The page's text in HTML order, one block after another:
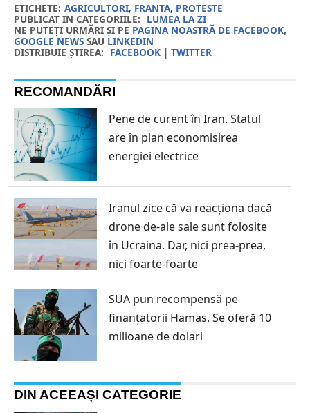
ETICHETE: AGRICULTORI, FRANTA, PROTESTE
PUBLICAT IN CATEGORIILE: LUMEA LA ZI
NE PUTEȚI URMĂRI ȘI PE PAGINA NOASTRĂ DE FACEBOOK,
GOOGLE NEWSSAU LINKEDIN
DISTRIBUIE ȘTIREA: FACEBOOK| TWITTER
RECOMANDĂRI
Pene de curent în Iran. Statul
are în plan economisirea
energiei electrice
Iranul zice că va reacționa dacă
drone de-ale sale sunt folosite
în Ucraina. Dar, nici prea-prea,
nici foarte-foarte
SUA pun recompensă pe
finanțatorii Hamas. Se oferă 10
milioane de dolari
DIN ACEEAȘI CATEGORIE